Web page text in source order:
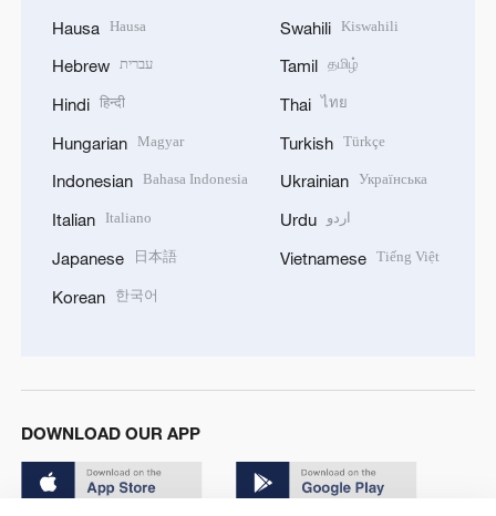
Hausa Hausa
Hebrew עברית
Hindi हिन्दी
Hungarian Magyar
Indonesian Bahasa Indonesia
Italian Italiano
Japanese 日本語
Korean 한국어
Swahili Kiswahili
Tamil தமிழ்
Thai ไทย
Turkish Türkçe
Ukrainian Українська
Urdu اردو
Vietnamese Tiếng Việt
DOWNLOAD OUR APP